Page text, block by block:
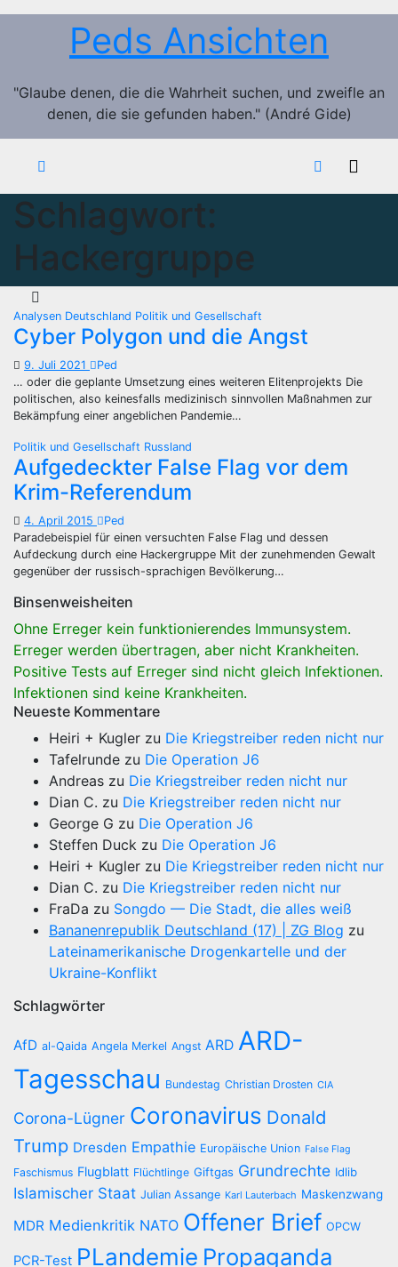
Zum
Peds Ansichten
"Glaube denen, die die Wahrheit suchen, und zweifle an
denen, die sie gefunden haben." (André Gide)
Schlagwort:
Hackergruppe
Analysen Deutschland Politik und Gesellschaft
Cyber Polygon und die Angst
9. Juli 2021
Ped
… oder die geplante Umsetzung eines weiteren Elitenprojekts Die
politischen, also keinesfalls medizinisch sinnvollen Maßnahmen zur
Bekämpfung einer angeblichen Pandemie…
Politik und Gesellschaft Russland
Aufgedeckter False Flag vor dem
Krim-Referendum
4. April 2015
Ped
Paradebeispiel für einen versuchten False Flag und dessen
Aufdeckung durch eine Hackergruppe Mit der zunehmenden Gewalt
gegenüber der russisch-sprachigen Bevölkerung…
Binsenweisheiten
Ohne Erreger kein funktionierendes Immunsystem.
Erreger werden übertragen, aber nicht Krankheiten.
Positive Tests auf Erreger sind nicht gleich Infektionen.
Infektionen sind keine Krankheiten.
Neueste Kommentare
Heiri + Kugler zu Die Kriegstreiber reden nicht nur
Tafelrunde zu Die Operation J6
Andreas zu Die Kriegstreiber reden nicht nur
Dian C. zu Die Kriegstreiber reden nicht nur
George G zu Die Operation J6
Steffen Duck zu Die Operation J6
Heiri + Kugler zu Die Kriegstreiber reden nicht nur
Dian C. zu Die Kriegstreiber reden nicht nur
FraDa zu Songdo — Die Stadt, die alles weiß
Bananenrepublik Deutschland (17) | ZG Blog zu
Lateinamerikanische Drogenkartelle und der
Ukraine-Konflikt
Schlagwörter
AfD al-Qaida Angela Merkel Angst ARD ARD-
Tagesschau Bundestag Christian Drosten CIA
Corona-Lügner Coronavirus Donald
Trump Dresden Empathie Europäische Union False Flag
Faschismus Flugblatt Flüchtlinge Giftgas Grundrechte Idlib
Islamischer Staat Julian Assange Karl Lauterbach Maskenzwang
MDR Medienkritik NATO Offener Brief OPCW
PCR-Test PLandemie Propaganda